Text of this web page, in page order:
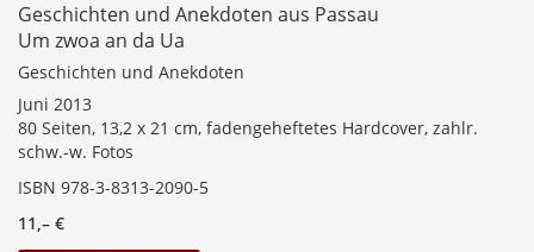
Geschichten und Anekdoten aus Passau
Um zwoa an da Ua
Geschichten und Anekdoten
Juni 2013
80 Seiten, 13,2 x 21 cm, fadengeheftetes Hardcover, zahlr.
schw.-w. Fotos
ISBN 978-3-8313-2090-5
11,– €